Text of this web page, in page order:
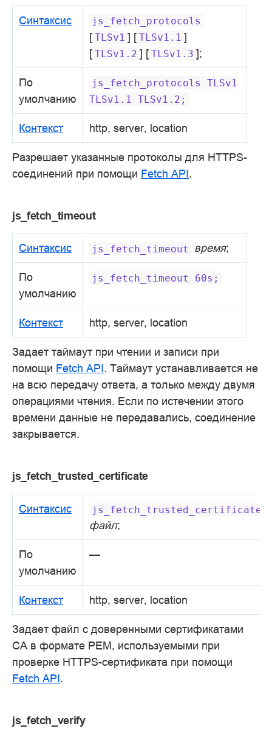
Синтаксис js_fetch_protocols
[ TLSv1 ] [ TLSv1.1 ]
[ TLSv1.2 ] [ TLSv1.3 ];
По
умолчанию
js_fetch_protocols
TLSv1
TLSv1.1
TLSv1.2;
Контекст http, server, location
Разрешает указанные протоколы для HTTPS-
соединений при помощи Fetch API.
js_fetch_timeout
Синтаксис js_fetch_timeout время;
По
умолчанию
js_fetch_timeout 60s;
Контекст http, server, location
Задает таймаут при чтении и записи при
помощи Fetch API. Таймаут устанавливается не
на всю передачу ответа, а только между двумя
операциями чтения. Если по истечении этого
времени данные не передавались, соединение
закрывается.
js_fetch_trusted_certificate
Синтаксис js_fetch_trusted_certificate
файл;
По
умолчанию
—
Контекст http, server, location
Задает файл с доверенными сертификатами
CA в формате PEM, используемыми при
проверке HTTPS-сертификата при помощи
Fetch API.
js_fetch_verify